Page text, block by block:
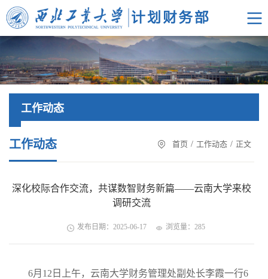
工作动态
工作动态 首页 / 工作动态 / 正文
深化校际合作交流，共谋数智财务新篇——云南大学来校
调研交流
发布日期：2025-06-17 浏览量： 285
6月12日上午，云南大学财务管理处副处长李霞一行6